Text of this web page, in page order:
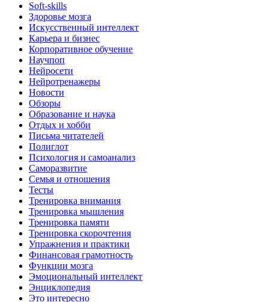
Soft-skills
Здоровье мозга
Искусственный интеллект
Карьера и бизнес
Корпоративное обучение
Научпоп
Нейросети
Нейротренажеры
Новости
Обзоры
Образование и наука
Отдых и хобби
Письма читателей
Полиглот
Психология и самоанализ
Саморазвитие
Семья и отношения
Тесты
Тренировка внимания
Тренировка мышления
Тренировка памяти
Тренировка скорочтения
Упражнения и практики
Финансовая грамотность
Функции мозга
Эмоциональный интеллект
Энциклопедия
Это интересно